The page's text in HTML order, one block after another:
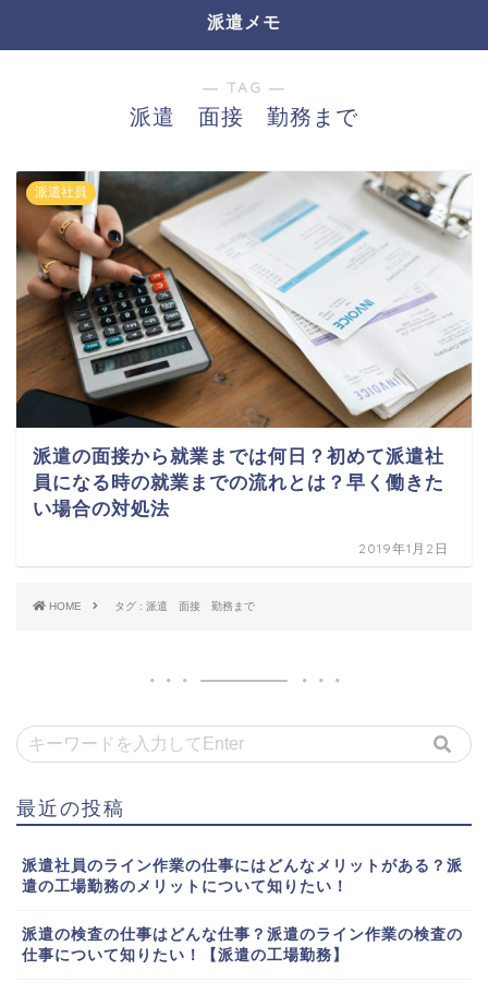
派遣メモ
― TAG ―
派遣 面接 勤務まで
派遣社員
派遣の面接から就業までは何日？初めて派遣社
員になる時の就業までの流れとは？早く働きた
い場合の対処法
2019年1月2日
HOME タグ : 派遣 面接 勤務まで
最近の投稿
派遣社員のライン作業の仕事にはどんなメリットがある？派
遣の工場勤務のメリットについて知りたい！
派遣の検査の仕事はどんな仕事？派遣のライン作業の検査の
仕事について知りたい！【派遣の工場勤務】